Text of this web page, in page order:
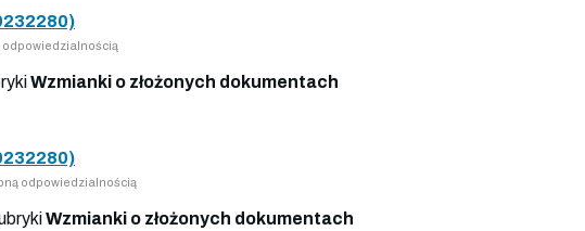
odpowiedzialnością
Wzmianki o złożonych dokumentach
odpowiedzialnością
Wzmianki o złożonych dokumentach